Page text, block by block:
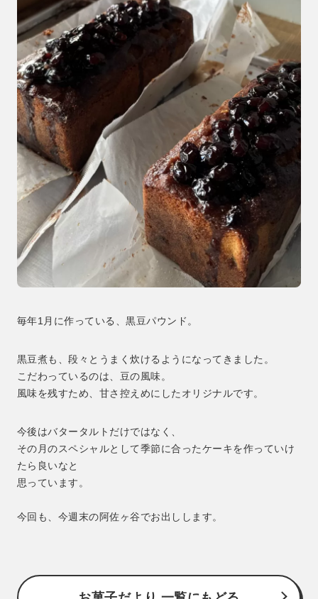
毎年1月に作っている、黒豆パウンド。
黒豆煮も、段々とうまく炊けるようになってきました。
こだわっているのは、豆の風味。
風味を残すため、甘さ控えめにしたオリジナルです。
今後はバタータルトだけではなく、
その月のスペシャルとして季節に合ったケーキを作っていけ
たら良いなと
思っています。
今回も、今週末の阿佐ヶ谷でお出しします。